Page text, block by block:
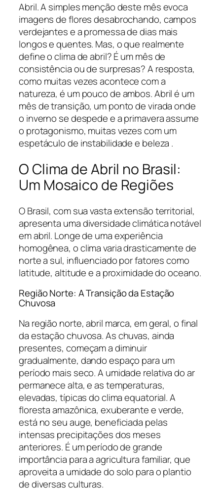
Abril. A simples menção deste mês evoca
imagens de flores desabrochando, campos
verdejantes e a promessa de dias mais
longos e quentes. Mas, o que realmente
define o clima de abril? É um mês de
consistência ou de surpresas? A resposta,
como muitas vezes acontece com a
natureza, é um pouco de ambos. Abril é um
mês de transição, um ponto de virada onde
o inverno se despede e a primavera assume
o protagonismo, muitas vezes com um
espetáculo de instabilidade e beleza .
O Clima de Abril no Brasil:
Um Mosaico de Regiões
O Brasil, com sua vasta extensão territorial,
apresenta uma diversidade climática notável
em abril. Longe de uma experiência
homogênea, o clima varia drasticamente de
norte a sul, influenciado por fatores como
latitude, altitude e a proximidade do oceano.
Região Norte: A Transição da Estação
Chuvosa
Na região norte, abril marca, em geral, o final
da estação chuvosa. As chuvas, ainda
presentes, começam a diminuir
gradualmente, dando espaço para um
período mais seco. A umidade relativa do ar
permanece alta, e as temperaturas,
elevadas, típicas do clima equatorial. A
floresta amazônica, exuberante e verde,
está no seu auge, beneficiada pelas
intensas precipitações dos meses
anteriores. É um período de grande
importância para a agricultura familiar, que
aproveita a umidade do solo para o plantio
de diversas culturas.